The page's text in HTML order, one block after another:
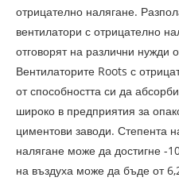
отрицателно налягане.
вентилатори с отрицателно
отговорят на различни нужди
Вентилаторите Roots с
от способността си да
широко в предприятия за
циментови заводи. Степента
налягане може да достигне -
на въздуха може да бъде от